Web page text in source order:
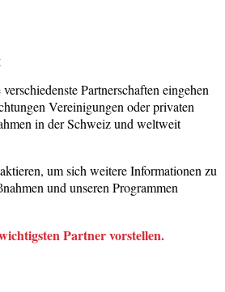
Partnerschaften eingehen
Vereinigungen oder privaten
in der Schweiz und weltweit
um sich weitere Informationen zu
und unseren Programmen
Partner vorstellen.
– eine Lebensart.